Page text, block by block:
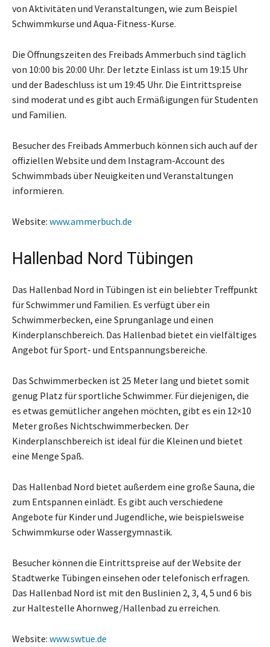
von Aktivitäten und Veranstaltungen, wie zum Beispiel
Schwimmkurse und Aqua-Fitness-Kurse.
Die Öffnungszeiten des Freibads Ammerbuch sind täglich
von 10:00 bis 20:00 Uhr. Der letzte Einlass ist um 19:15 Uhr
und der Badeschluss ist um 19:45 Uhr. Die Eintrittspreise
sind moderat und es gibt auch Ermäßigungen für Studenten
und Familien.
Besucher des Freibads Ammerbuch können sich auch auf der
offiziellen Website und dem Instagram-Account des
Schwimmbads über Neuigkeiten und Veranstaltungen
informieren.
Website: www.ammerbuch.de
Hallenbad Nord Tübingen
Das Hallenbad Nord in Tübingen ist ein beliebter Treffpunkt
für Schwimmer und Familien. Es verfügt über ein
Schwimmerbecken, eine Sprunganlage und einen
Kinderplanschbereich. Das Hallenbad bietet ein vielfältiges
Angebot für Sport- und Entspannungsbereiche.
Das Schwimmerbecken ist 25 Meter lang und bietet somit
genug Platz für sportliche Schwimmer. Für diejenigen, die
es etwas gemütlicher angehen möchten, gibt es ein 12×10
Meter großes Nichtschwimmerbecken. Der
Kinderplanschbereich ist ideal für die Kleinen und bietet
eine Menge Spaß.
Das Hallenbad Nord bietet außerdem eine große Sauna, die
zum Entspannen einlädt. Es gibt auch verschiedene
Angebote für Kinder und Jugendliche, wie beispielsweise
Schwimmkurse oder Wassergymnastik.
Besucher können die Eintrittspreise auf der Website der
Stadtwerke Tübingen einsehen oder telefonisch erfragen.
Das Hallenbad Nord ist mit den Buslinien 2, 3, 4, 5 und 6 bis
zur Haltestelle Ahornweg/Hallenbad zu erreichen.
Website: www.swtue.de